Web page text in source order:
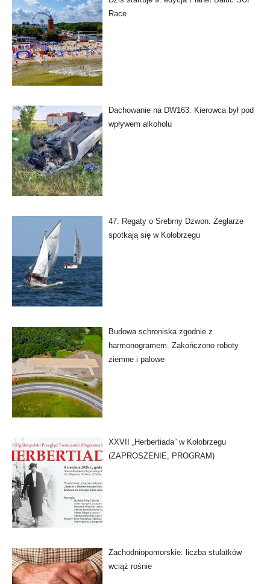
Race
Dachowanie na DW163. Kierowca był pod
wpływem alkoholu
47. Regaty o Srebrny Dzwon. Żeglarze
spotkają się w Kołobrzegu
Budowa schroniska zgodnie z
harmonogramem. Zakończono roboty
ziemne i palowe
XXVII „Herbertiada” w Kołobrzegu
(ZAPROSZENIE, PROGRAM)
Zachodniopomorskie: liczba stulatków
wciąż rośnie